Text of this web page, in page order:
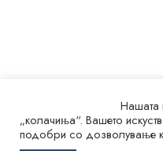
© 2026.Универзитет
Нашата веб-
„колачиња“. Вашето
подобри со дозволување